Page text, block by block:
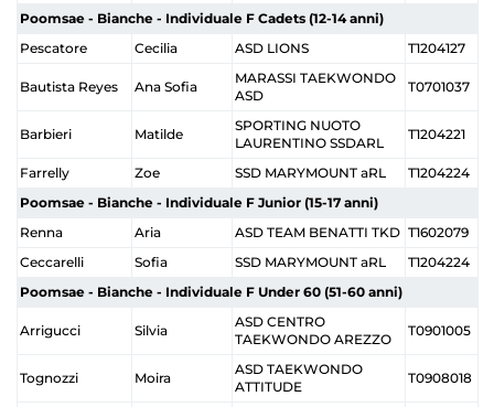
Poomsae - Bianche - Individuale F Cadets (12-14 anni)
Pescatore
Cecilia ASD LIONS T1204127
Bautista Reyes Ana Sofia
MARASSI TAEKWONDO
ASD
T0701037
Barbieri Matilde
SPORTING NUOTO
LAURENTINO SSDARL
T1204221
Farrelly Zoe SSD MARYMOUNT aRL
T1204224
Poomsae - Bianche - Individuale F Junior (15-17 anni)
Renna
Aria ASD TEAM BENATTI TKD T1602079
Ceccarelli
Sofia SSD MARYMOUNT aRL
T1204224
Poomsae - Bianche - Individuale F Under 60 (51-60 anni)
Arrigucci Silvia
ASD CENTRO
TAEKWONDO AREZZO
T0901005
Tognozzi Moira
ASD TAEKWONDO
ATTITUDE
T0908018